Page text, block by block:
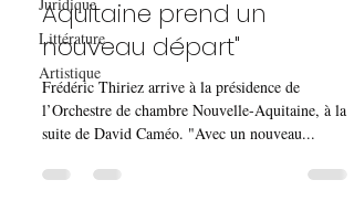
Littérature
Artistique
Aquitaine prend un
nouveau départ"
Frédéric Thiriez arrive à la présidence de
l’Orchestre de chambre Nouvelle-Aquitaine, à la
suite de David Caméo. "Avec un nouveau...